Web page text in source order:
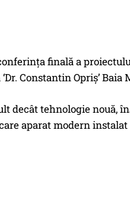
finală a
Constantin Opriș’
decât tehnologie nouă,
aparat modern